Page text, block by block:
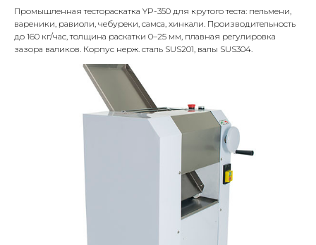
Промышленная тестораскатка YP-350 для крутого теста: пельмени,
вареники, равиоли, чебуреки, самса, хинкали. Производительность
до 160 кг/час, толщина раскатки 0–25 мм, плавная регулировка
зазора валиков. Корпус нерж. сталь SUS201, валы SUS304.